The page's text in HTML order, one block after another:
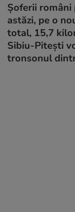
Șoferii români
astăzi, pe o
total, 15,7
Sibiu-Pitești
tronsonul